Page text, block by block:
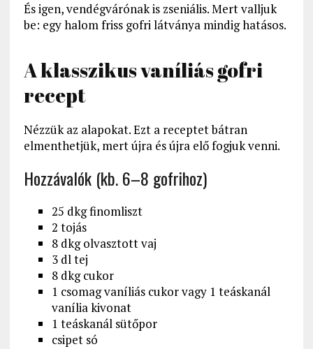
És igen, vendégvárónak is zseniális. Mert valljuk
be: egy halom friss gofri látványa mindig hatásos.
A klasszikus vaníliás gofri
recept
Nézzük az alapokat. Ezt a receptet bátran
elmenthetjük, mert újra és újra elő fogjuk venni.
Hozzávalók (kb. 6–8 gofrihoz)
25 dkg finomliszt
2 tojás
8 dkg olvasztott vaj
3 dl tej
8 dkg cukor
1 csomag vaníliás cukor vagy 1 teáskanál
vanília kivonat
1 teáskanál sütőpor
csipet só